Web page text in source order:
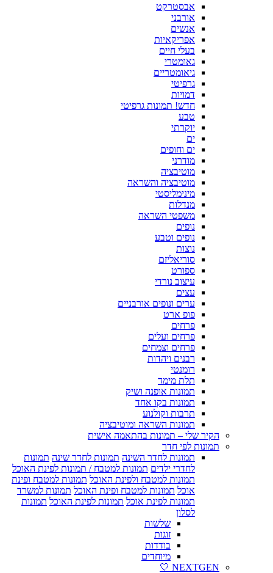
אבסטרקט
אורבני
אנשים
אפריקאיות
בעלי חיים
גאומטרי
גיאומטריים
גרפיטי
דמויות
חדש! תמונות גרפיטי
טבע
יוקרתי
ים
ים וחופים
מודרני
מוטיבציה
מוטיבציה והשראה
מינימליסטי
מנדלות
משפטי השראה
נופים
נופים וטבע
נוצות
סוריאליזם
ספורט
עיצוב נורדי
עצים
ערים ונופים אורבניים
פופ ארט
פרחים
פרחים ועלים
פרחים וצמחים
רבנים ויהדות
רומנטי
תלת מימד
תמונות אופנה ושיק
תמונות בקו אחד
תרבות וקולנוע
תמונות השראה ומוטיבציה
הקיר שלי – תמונות בהתאמה אישית
תמונות לפי חדר
תמונות לחדר השינה תמונות לחדר שינה תמונות
לחדרי ילדים תמונות למטבח / תמונות לפינת האוכל
תמונות למטבח ולפינת האוכל תמונות למטבח ופינת
אוכל תמונות למטבח ופינת האוכל תמונות למשרד
תמונות לפינת אוכל תמונות לפינת האוכל תמונות
לסלון
שלשות
זוגות
בודדות
מיוחדים
NEXTGEN 🤍